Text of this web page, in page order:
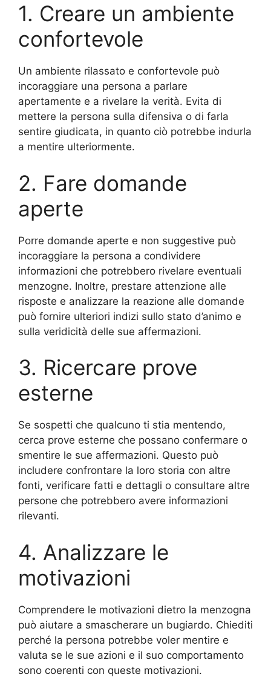
1. Creare un ambiente
confortevole
Un ambiente rilassato e confortevole può
incoraggiare una persona a parlare
apertamente e a rivelare la verità. Evita di
mettere la persona sulla difensiva o di farla
sentire giudicata, in quanto ciò potrebbe indurla
a mentire ulteriormente.
2. Fare domande
aperte
Porre domande aperte e non suggestive può
incoraggiare la persona a condividere
informazioni che potrebbero rivelare eventuali
menzogne. Inoltre, prestare attenzione alle
risposte e analizzare la reazione alle domande
può fornire ulteriori indizi sullo stato d’animo e
sulla veridicità delle sue affermazioni.
3. Ricercare prove
esterne
Se sospetti che qualcuno ti stia mentendo,
cerca prove esterne che possano confermare o
smentire le sue affermazioni. Questo può
includere confrontare la loro storia con altre
fonti, verificare fatti e dettagli o consultare altre
persone che potrebbero avere informazioni
rilevanti.
4. Analizzare le
motivazioni
Comprendere le motivazioni dietro la menzogna
può aiutare a smascherare un bugiardo. Chiediti
perché la persona potrebbe voler mentire e
valuta se le sue azioni e il suo comportamento
sono coerenti con queste motivazioni.